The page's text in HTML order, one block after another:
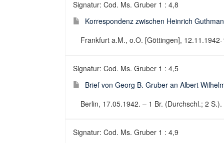
Signatur: Cod. Ms. Gruber 1 : 4,8
Korrespondenz zwischen Heinrich
Frankfurt a.M., o.O. [Göttingen],
Signatur: Cod. Ms. Gruber 1 : 4,5
Brief von Georg B. Gruber an Albert
Berlin, 17.05.1942. – 1 Br. (Durchschl.; 2
Signatur: Cod. Ms. Gruber 1 : 4,9